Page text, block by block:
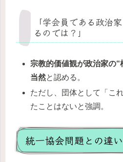
「学会員である政治
るのでは？」
宗教的価値観が政治家の“
当然と認める。
ただし、団体として「こ
たことはないと強調。
統一協会問題との違